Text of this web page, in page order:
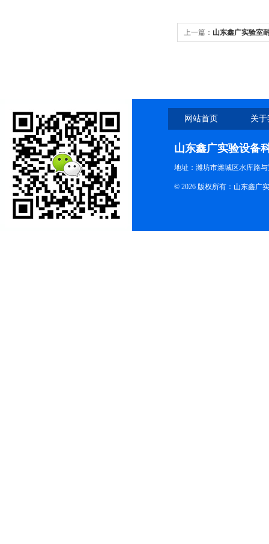
上一篇： 山东鑫广实验室
网站首页 关
山东鑫广实验设备
地址：潍坊市潍城区水库路
© 2026 版权所有：山东鑫广